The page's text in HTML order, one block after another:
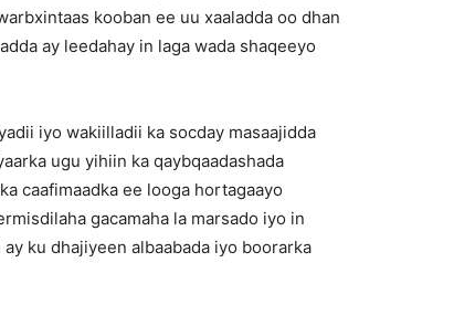
kooban ee uu xaaladda oo dhan
ay leedahay in laga wada shaqeeyo
iyo wakiilladii ka socday masaajidda
ugu yihiin ka qaybqaadashada
caafimaadka ee looga hortagaayo
gacamaha la marsado iyo in
ku dhajiyeen albaabada iyo boorarka